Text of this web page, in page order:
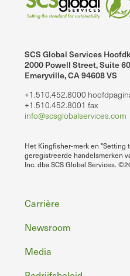
SCS Global Services
2000 Powell Street, Suite
Emeryville, CA 94608 VS
+1.510.452.8000
+1.510.452.8001 fax
info@scsglobalservices.com
Het Kingfisher-merk en "Setting
geregistreerde handelsmerken
Inc. dba SCS Global Services.
Voettekst
Carrière
Newsroom
Media